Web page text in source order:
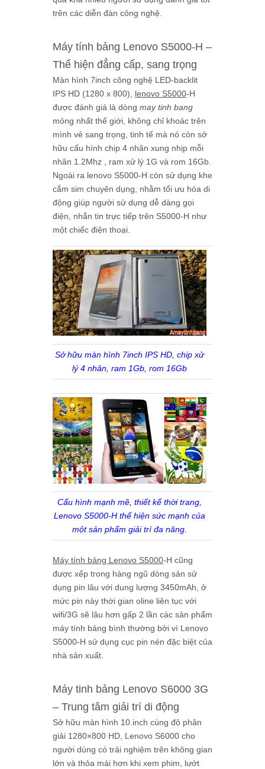
trên các diễn đàn công nghệ.
Máy tính bảng Lenovo S5000-H –
Thể hiện đẳng cấp, sang trọng
Màn hình 7inch công nghệ LED-backlit
IPS HD (1280 x 800), lenovo S5000-H
được đánh giá là dòng may tinh bang
mỏng nhất thế giới, không chỉ khoác trên
mình vẻ sang trọng, tinh tế mà nó còn sở
hữu cấu hình chip 4 nhân xung nhịp mỗi
nhân 1.2Mhz , ram xử lý 1G và rom 16Gb.
Ngoài ra lenovo S5000-H còn sử dụng khe
cắm sim chuyên dụng, nhằm tối ưu hóa di
động giúp người sử dụng dễ dàng gọi
điện, nhắn tin trực tiếp trên S5000-H như
một chiếc điện thoại.
Sở hữu màn hình 7inch IPS HD, chip xử
lý 4 nhân, ram 1Gb, rom 16Gb
Cấu hình mạnh mẽ, thiết kế thời trang,
Lenovo S5000-H thể hiện sức mạnh của
một sản phẩm giải trí đa năng.
Máy tính bảng Lenovo S5000-H cũng
được xếp trong hàng ngũ dòng sản sử
dụng pin lâu với dung lượng 3450mAh, ở
mức pin này thời gian oline liên tục với
wifi/3G sẽ lâu hơn gấp 2 lần các sản phẩm
máy tính bảng bình thường bởi vì Lenovo
S5000-H sử dụng cục pin nén đặc biệt của
nhà sản xuất.
Máy tinh bảng Lenovo S6000 3G
– Trung tâm giải trí di động
Sở hữu màn hình 10.inch cùng độ phân
giải 1280×800 HD, Lenovo S6000 cho
người dùng có trải nghiệm trên không gian
lớn và thỏa mái hơn khi xem phim, lướt